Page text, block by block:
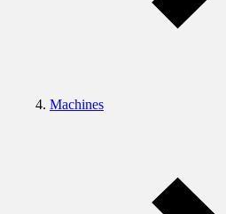
Machines